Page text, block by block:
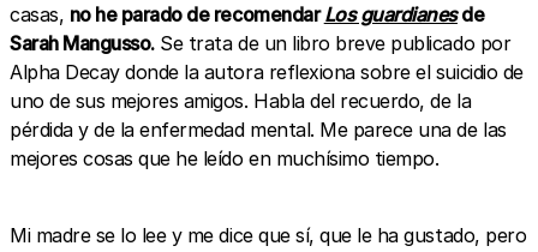
casas, no he parado de recomendarLos guardianesde
Sarah Mangusso.Se trata de un libro breve publicado por
Alpha Decay donde la autora reflexiona sobre el suicidio de
uno de sus mejores amigos. Habla del recuerdo, de la
pérdida y de la enfermedad mental. Me parece una de las
mejores cosas que he leído en muchísimo tiempo.
Mi madre se lo lee y me dice que sí, que le ha gustado, pero